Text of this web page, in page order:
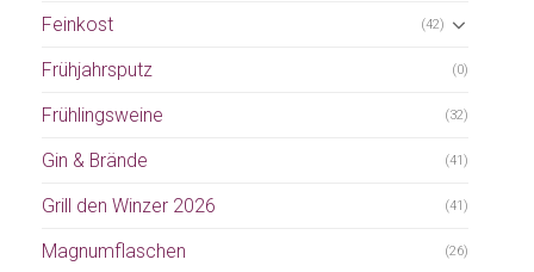
Feinkost (42)
Frühjahrsputz (0)
Frühlingsweine (32)
Gin & Brände (41)
Grill den Winzer 2026 (41)
Magnumflaschen (26)